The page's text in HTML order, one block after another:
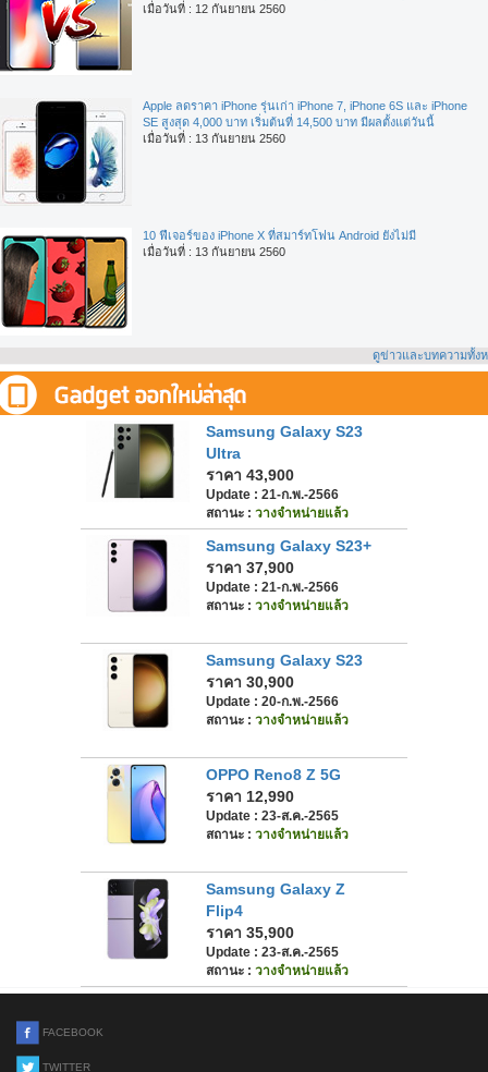
เมื่อวันที่ : 12 กันยายน 2560
Apple ลดราคา iPhone รุ่นเก่า iPhone 7, iPhone 6S และ iPhone
SE สูงสุด 4,000 บาท เริ่มต้นที่ 14,500 บาท มีผลตั้งแต่วันนี้
เมื่อวันที่ : 13 กันยายน 2560
10 ฟีเจอร์ของ iPhone X ที่สมาร์ทโฟน Android ยังไม่มี
เมื่อวันที่ : 13 กันยายน 2560
ดูข่าวและบทความทั้ง
Samsung Galaxy S23
Ultra
ราคา 43,900
Update : 21-ก.พ.-2566
สถานะ : วางจำหน่ายแล้ว
Samsung Galaxy S23+
ราคา 37,900
Update : 21-ก.พ.-2566
สถานะ : วางจำหน่ายแล้ว
Samsung Galaxy S23
ราคา 30,900
Update : 20-ก.พ.-2566
สถานะ : วางจำหน่ายแล้ว
OPPO Reno8 Z 5G
ราคา 12,990
Update : 23-ส.ค.-2565
สถานะ : วางจำหน่ายแล้ว
Samsung Galaxy Z
Flip4
ราคา 35,900
Update : 23-ส.ค.-2565
สถานะ : วางจำหน่ายแล้ว
FACEBOOK
TWITTER